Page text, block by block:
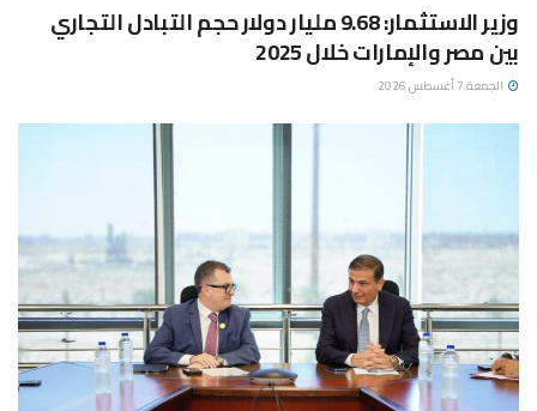
وزير الاستثمار: 9.68 مليار دولار حجم التبادل التجاري
بين مصر والإمارات خلال 2025
الجمعة 7 أغسطس 2026